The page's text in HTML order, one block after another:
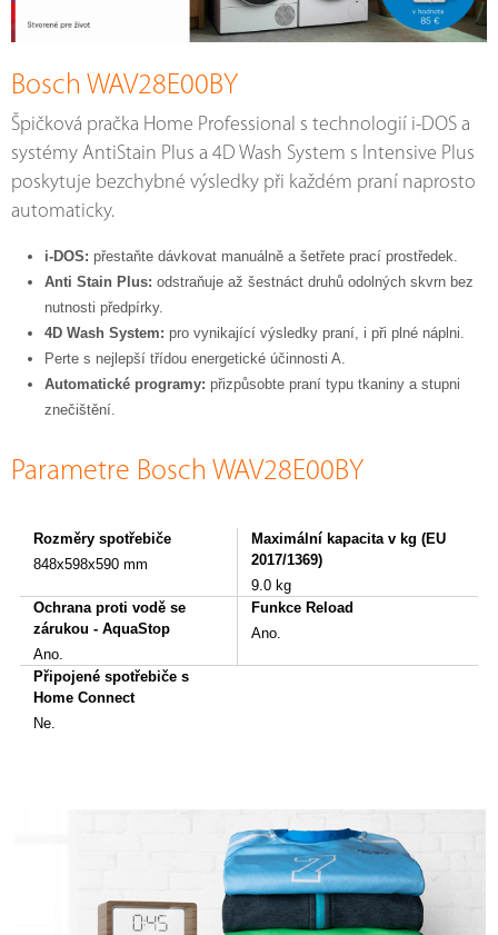
Bosch WAV28E00BY
Špičková pračka Home Professional s technologií i-DOS a
systémy AntiStain Plus a 4D Wash System s Intensive Plus
poskytuje bezchybné výsledky při každém praní naprosto
automaticky.
i-DOS: přestaňte dávkovat manuálně a šetřete prací prostředek.
Anti Stain Plus: odstraňuje až šestnáct druhů odolných skvrn bez
nutnosti předpírky.
4D Wash System: pro vynikající výsledky praní, i při plné náplni.
Perte s nejlepší třídou energetické účinnosti A.
Automatické programy: přizpůsobte praní typu tkaniny a stupni
znečištění.
Parametre Bosch WAV28E00BY
Rozměry spotřebiče
848x598x590 mm
Maximální kapacita v kg (EU
2017/1369)
9.0 kg
Ochrana proti vodě se
zárukou - AquaStop
Ano.
Funkce Reload
Ano.
Připojené spotřebiče s
Home Connect
Ne.